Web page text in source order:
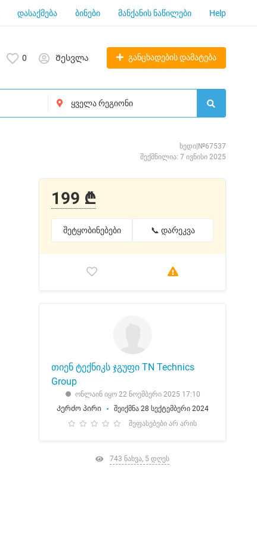
დასაქმება ბინები მანქანის ნაწილები Help
0 Შესვლა განცხადების დამატება
ხედი|№67537
შექმნილია: 7 ივნისი 2025
199 ₾
შეტყობინებები 📞 დარეკვა
თიენ ტექნიკს ჯგუფი TN Technics
Group
ონლაინ იყო 22 ნოემბერი 2025 17:10
Კერძო პირი
შეიქმნა 28 სექტემბერი 2024
შეფასებები არ არის
743 ნახვა, 5 დღეს